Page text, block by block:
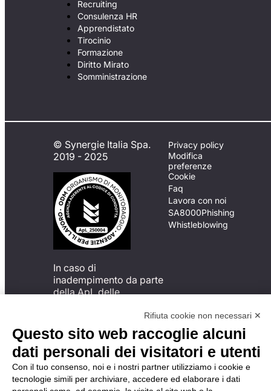
Recruiting
Consulenza HR
Apprendistato
Tirocinio
Formazione
Diritto Mirato
Somministrazione
© Synergie Italia Spa.
2019 - 2025
In caso di
inadempimento da parte
della ApL delle
del Codice di Condotta, è
possibile presentare un
reclamo
all’Organismo di
Monitoraggio utilizzando
una delle modalità
descritte al seguente
Privacy policy
Modifica
preferenze
Cookie
Faq
Lavora con noi
SA8000Phishing
Whistleblowing
Rifiuta cookie non necessari ✕
Questo sito web raccoglie alcuni
dati personali dei visitatori e utenti
Con il tuo consenso, noi e i nostri partner utilizziamo i cookie e
tecnologie simili per archiviare, accedere ed elaborare i dati